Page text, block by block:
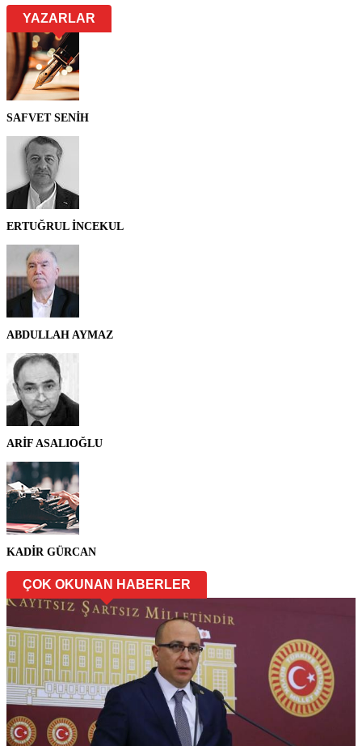
YAZARLAR
SAFVET SENİH
ERTUĞRUL İNCEKUL
ABDULLAH AYMAZ
ARİF ASALIOĞLU
KADİR GÜRCAN
ÇOK OKUNAN HABERLER